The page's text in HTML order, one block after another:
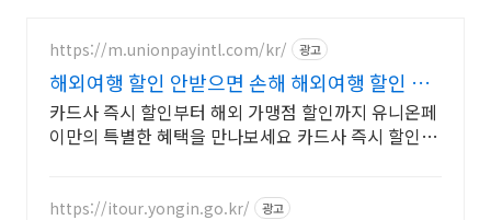
https://m.unionpayintl.com/kr/ 광고
해외여행 할인 안받으면 손해 해외여행 할인 안
받으면 손해
카드사 즉시 할인부터 해외 가맹점 할인까지 유니온페
이만의 특별한 혜택을 만나보세요 카드사 즉시 할인부
https://itour.yongin.go.kr/ 광고